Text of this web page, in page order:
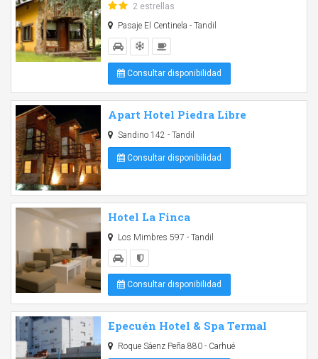
2 estrellas
Pasaje El Centinela - Tandil
Consultar disponibilidad
Apart Hotel Piedra Libre
Sandino 142 - Tandil
Consultar disponibilidad
Hotel La Finca
Los Mimbres 597 - Tandil
Consultar disponibilidad
Epecuén Hotel & Spa Termal
Roque Sáenz Peña 880 - Carhué